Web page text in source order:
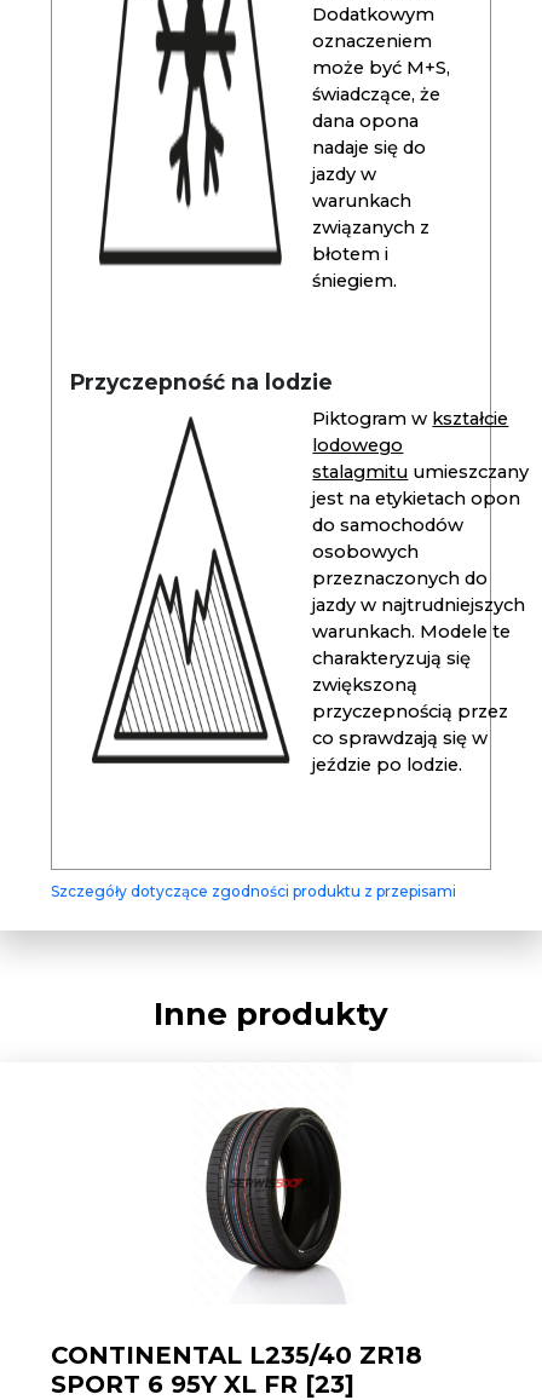
Dodatkowym
oznaczeniem
może być M+S,
świadczące, że
dana opona
nadaje się do
jazdy w
warunkach
związanych z
błotem i
śniegiem.
Przyczepność na lodzie
Piktogram w kształcie
lodowego
stalagmitu umieszczany
jest na etykietach opon
do samochodów
osobowych
przeznaczonych do
jazdy w najtrudniejszych
warunkach. Modele te
charakteryzują się
zwiększoną
przyczepnością przez
co sprawdzają się w
jeździe po lodzie.
Szczegóły dotyczące zgodności produktu z przepisami
Inne produkty
CONTINENTAL L235/40 ZR18
SPORT 6 95Y XL FR [23]